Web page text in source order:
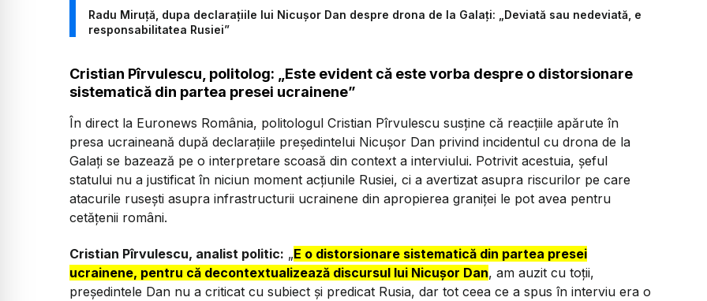
Radu Miruță, dupa declarațiile lui Nicușor Dan despre drona de la Galați: „Deviată sau nedeviată, e
responsabilitatea Rusiei”
Cristian Pîrvulescu, politolog: „Este evident că este vorba despre o distorsionare
sistematică din partea presei ucrainene”
În direct la Euronews România, politologul Cristian Pîrvulescu susține că reacțiile apărute în
presa ucraineană după declarațiile președintelui Nicușor Dan privind incidentul cu drona de la
Galați se bazează pe o interpretare scoasă din context a interviului. Potrivit acestuia, șeful
statului nu a justificat în niciun moment acțiunile Rusiei, ci a avertizat asupra riscurilor pe care
atacurile rusești asupra infrastructurii ucrainene din apropierea graniței le pot avea pentru
cetățenii români.
Cristian Pîrvulescu, analist politic: „E o distorsionare sistematică din partea presei
ucrainene, pentru că decontextualizează discursul lui Nicușor Dan, am auzit cu toții,
președintele Dan nu a criticat cu subiect și predicat Rusia, dar tot ceea ce a spus în interviu era o